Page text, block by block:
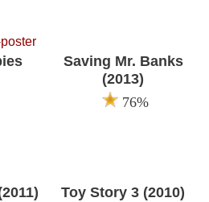
Saving Mr. Banks
(2013)
76%
Toy Story 3 (2010)